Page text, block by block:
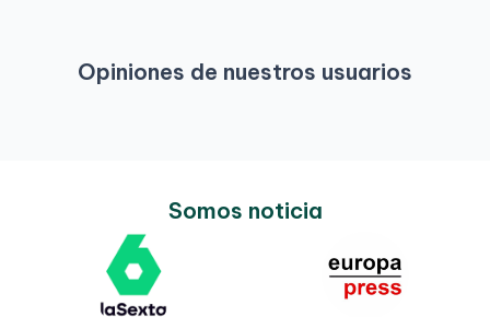
Opiniones de nuestros usuarios
Somos noticia